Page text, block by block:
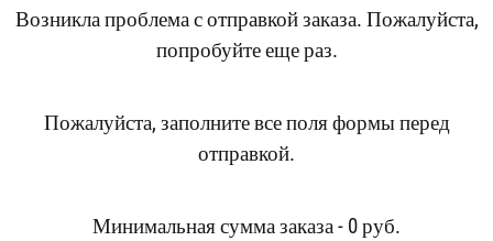
Возникла проблема с отправкой заказа. Пожалуйста,
попробуйте еще раз.
Пожалуйста, заполните все поля формы перед
отправкой.
Минимальная сумма заказа - 0 руб.